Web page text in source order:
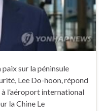
sur la péninsule
Lee Do-hoon, répond
l’aéroport international
la Chine Le